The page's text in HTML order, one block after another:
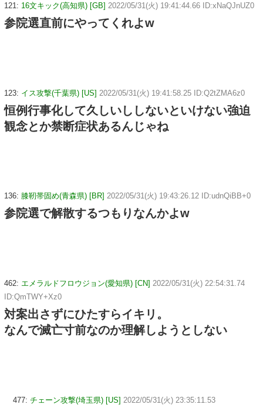
121: 16文キック(高知県) [GB] 2022/05/31(火) 19:41:44.66 ID:xNaQJnUZ0
参院選直前にやってくれよw
123: イス攻撃(千葉県) [US] 2022/05/31(火) 19:41:58.25 ID:Q2tZMA6z0
恒例行事化して久しいししないといけない強迫
観念とか禁断症状あるんじゃね
136: 膝靭帯固め(青森県) [BR] 2022/05/31(火) 19:43:26.12 ID:udnQiBB+0
参院選で解散するつもりなんかよw
462: エメラルドフロウジョン(愛知県) [CN] 2022/05/31(火) 22:54:31.74
ID:QmTWY+Xz0
対案出さずにひたすらイキリ。
なんで滅亡寸前なのか理解しようとしない
477: チェーン攻撃(埼玉県) [US] 2022/05/31(火) 23:35:11.53